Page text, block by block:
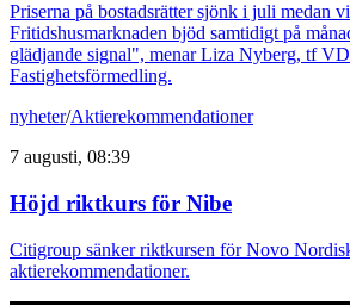
Priserna på bostadsrätter sjönk i juli medan
Fritidshusmarknaden bjöd samtidigt på
glädjande signal", menar Liza Nyberg, tf
Fastighetsförmedling.
nyheter/Aktierekommendationer
7 augusti, 08:39
Höjd riktkurs för Nibe
Citigroup sänker riktkursen för Novo
aktierekommendationer.